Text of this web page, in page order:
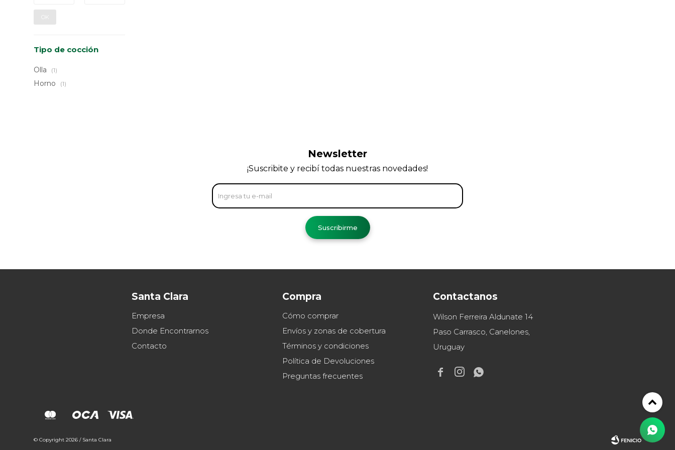
OK
Tipo de cocción
Olla (1)
Horno (1)
Santa Clara
Empresa
Donde Encontrarnos
Contacto
Compra
Cómo comprar
Envíos y zonas de cobertura
Términos y condiciones
Política de Devoluciones
Preguntas frecuentes
Contactanos
Wilson Ferreira Aldunate 14
Paso Carrasco, Canelones,
Uruguay
  
Newsletter
¡Suscribite y recibí todas nuestras novedades!
Suscribirme
© Copyright 2026 / Santa Clara